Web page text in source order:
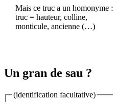
Mais ce truc a un homonyme :
truc = hauteur, colline,
monticule, ancienne (…)
Un gran de sau ?
(identification facultative)